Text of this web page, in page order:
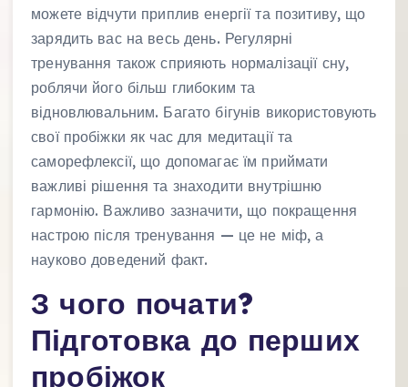
можете відчути приплив енергії та позитиву, що
зарядить вас на весь день. Регулярні
тренування також сприяють нормалізації сну,
роблячи його більш глибоким та
відновлювальним. Багато бігунів використовують
свої пробіжки як час для медитації та
саморефлексії, що допомагає їм приймати
важливі рішення та знаходити внутрішню
гармонію. Важливо зазначити, що покращення
настрою після тренування — це не міф, а
науково доведений факт.
З чого почати?
Підготовка до перших
пробіжок